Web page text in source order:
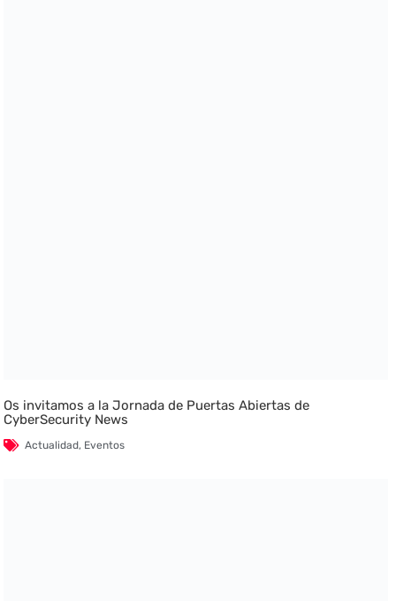
Os invitamos a la Jornada de Puertas Abiertas de
CyberSecurity News
Actualidad, Eventos